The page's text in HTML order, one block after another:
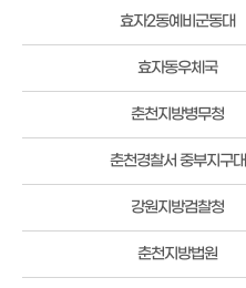
시
효
자
2
동
공
공
기
관
현
황
효자2동예비군동대
효자동우체국
춘천지방병무청
춘천경찰서 중부지구대
강원지방검찰청
춘천지방법원